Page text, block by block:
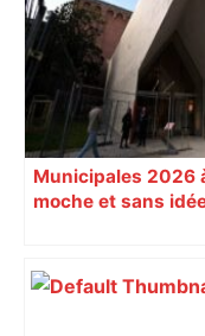
Municipales 2026
moche et sans
Augustins